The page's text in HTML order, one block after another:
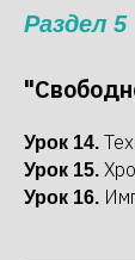
Раздел 5
Урок 14.
Урок 15.
Урок 16.